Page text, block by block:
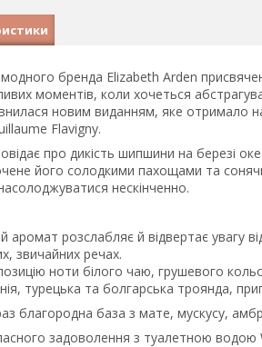
модного бренда Elizabeth Arden
моментів, коли хочеться
новим виданням, яке
Flavigny.
про дикість шипшини на березі
його солодкими пахощами та
нескінченно.
аромат розслабляє й відвертає увагу
звичайних речах.
ноти білого чаю, грушевого
турецька та болгарська троянда,
благородна база з мате, мускусу,
задоволення з туалетною водою